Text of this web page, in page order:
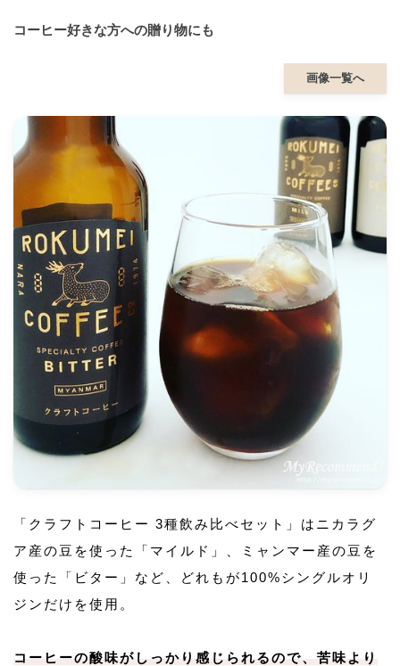
コーヒー好きな方への贈り物にも
画像一覧へ
「クラフトコーヒー 3種飲み比べセット」はニカラグ
ア産の豆を使った「マイルド」、ミャンマー産の豆を
使った「ビター」など、どれもが100%シングルオリ
ジンだけを使用。
コーヒーの酸味がしっかり感じられるので、苦味より